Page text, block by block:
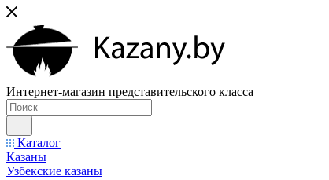
Интернет-магазин представительского класса
Каталог
Казаны
Узбекские казаны